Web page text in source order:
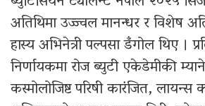
अतिथिमा उज्ज्वल मानन्धर र विशेष
हास्य अभिनेत्री पल्पसा डँगोल थिए ।
निर्णायकमा रोज ब्युटी एकेडेमीकी
कस्मोलोजिष्ट परिषी कारंजित,